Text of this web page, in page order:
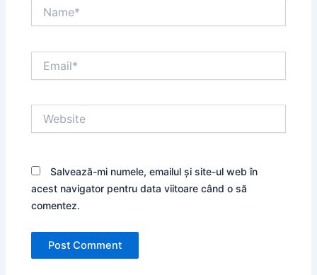
Salvează-mi numele, emailul și site-ul web în
acest navigator pentru data viitoare când o să
comentez.